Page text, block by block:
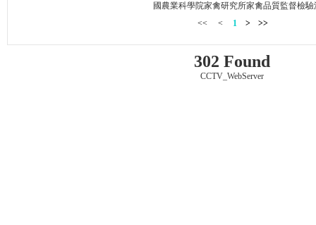
國農業科學院家禽研究所家禽品質監督檢驗
<<
< 1 > >>
302 Found
CCTV_WebServer